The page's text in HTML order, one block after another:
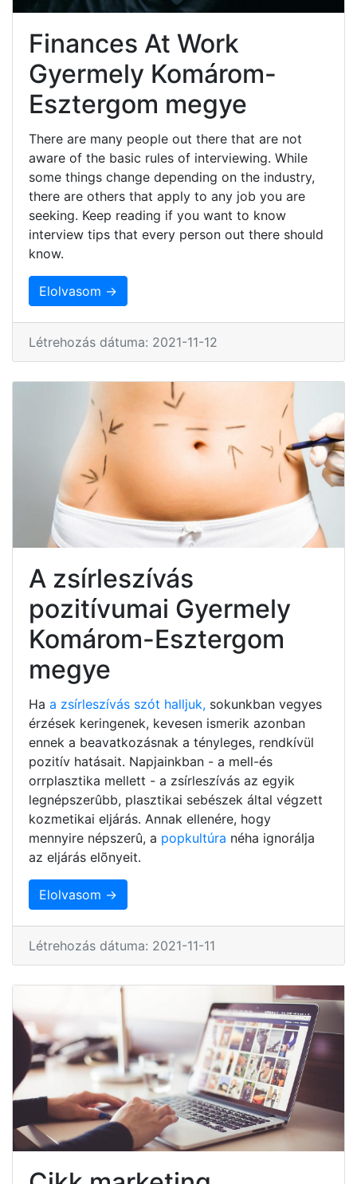
Finances At Work
Gyermely Komárom-
Esztergom megye
There are many people out there that are not
aware of the basic rules of interviewing. While
some things change depending on the industry,
there are others that apply to any job you are
seeking. Keep reading if you want to know
interview tips that every person out there should
know.
Elolvasom →
Létrehozás dátuma: 2021-11-12
A zsírleszívás
pozitívumai Gyermely
Komárom-Esztergom
megye
Ha a zsírleszívás szót halljuk, sokunkban vegyes
érzések keringenek, kevesen ismerik azonban
ennek a beavatkozásnak a tényleges, rendkívül
pozitív hatásait. Napjainkban - a mell-és
orrplasztika mellett - a zsírleszívás az egyik
legnépszerûbb, plasztikai sebészek által végzett
kozmetikai eljárás. Annak ellenére, hogy
mennyire népszerû, a popkultúra néha ignorálja
az eljárás elõnyeit.
Elolvasom →
Létrehozás dátuma: 2021-11-11